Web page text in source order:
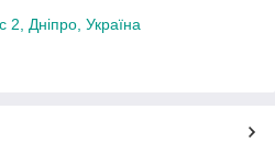
Дніпро, Україна